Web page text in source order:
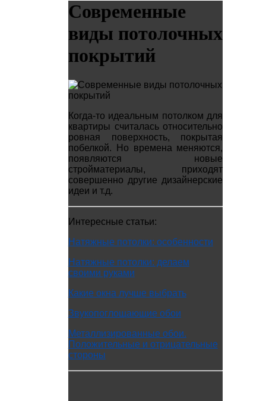
Современные
виды потолочных
покрытий
Когда-то идеальным потолком для
квартиры считалась относительно
ровная поверхность, покрытая
побелкой. Но времена меняются,
появляются новые
стройматериалы, приходят
совершенно другие дизайнерские
идеи и т.д.
Интересные статьи:
Натяжные потолки: особенности
Натяжные потолки: делаем
своими руками
Какие окна лучше выбрать
Звукопоглощающие обои
Металлизированные обои.
Положительные и отрицательные
стороны